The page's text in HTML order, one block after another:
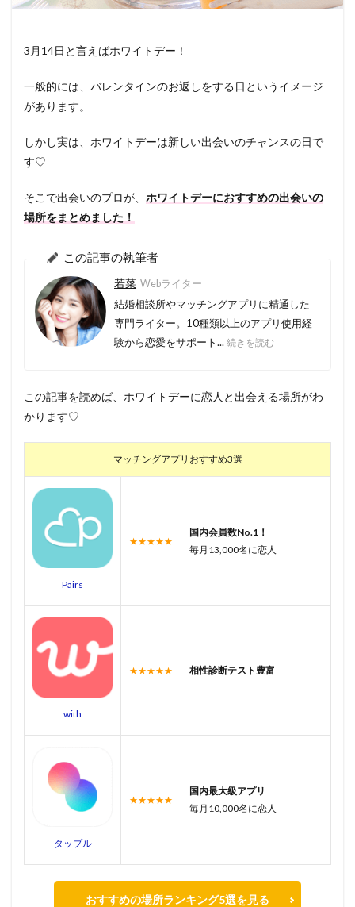
3月14日と言えばホワイトデー！
一般的には、バレンタインのお返しをする日というイメージ
があります。
しかし実は、ホワイトデーは新しい出会いのチャンスの日で
す♡
そこで出会いのプロが、 ホワイトデーにおすすめの出会いの
場所をまとめました！
この記事の執筆者
若菜 Webライター
結婚相談所やマッチングアプリに精通した
専門ライター。10種類以上のアプリ使用経
験から恋愛をサポート... 続きを読む
この記事を読めば、ホワイトデーに恋人と出会える場所がわ
かります♡
マッチングアプリおすすめ3選
Pairs
★★★★★
国内会員数No.1！
毎月13,000名に恋人
with
★★★★★ 相性診断テスト豊富
タップル
★★★★★
国内最大級アプリ
毎月10,000名に恋人
おすすめの場所ランキング5選を見る